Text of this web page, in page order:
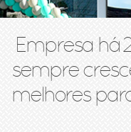
Empresa há
sempre
melhores